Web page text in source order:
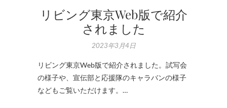
リビング東京Web版で紹介
されました
2023年3月4日
リビング東京Web版で紹介されました。試写会
の様子や、宣伝部と応援隊のキャラバンの様子
などもご覧いただけます。…